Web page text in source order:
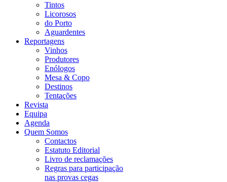
Tintos
Licorosos
do Porto
Aguardentes
Reportagens
Vinhos
Produtores
Enólogos
Mesa & Copo
Destinos
Tentações
Revista
Equipa
Agenda
Quem Somos
Contactos
Estatuto Editorial
Livro de reclamações
Regras para participação
nas provas cegas